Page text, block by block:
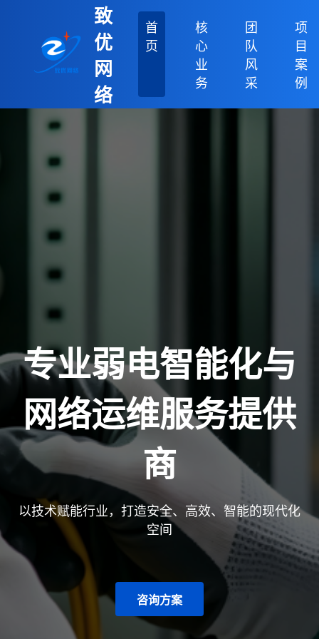
致
优
网
络
首
页
核
心
业
务
团
队
风
采
项
目
案
例
专业弱电智能化与
网络运维服务提供
商
以技术赋能行业，打造安全、高效、智能的现代化
空间
咨询方案